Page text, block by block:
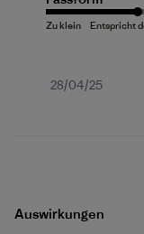
28/04/25
Auswirkungen